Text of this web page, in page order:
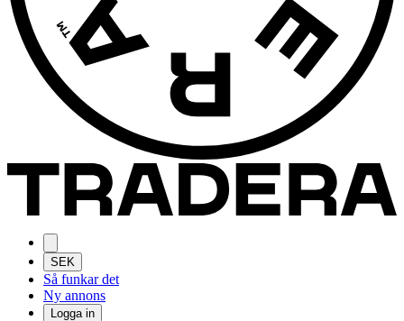
SEK
Så funkar det
Ny annons
Logga in